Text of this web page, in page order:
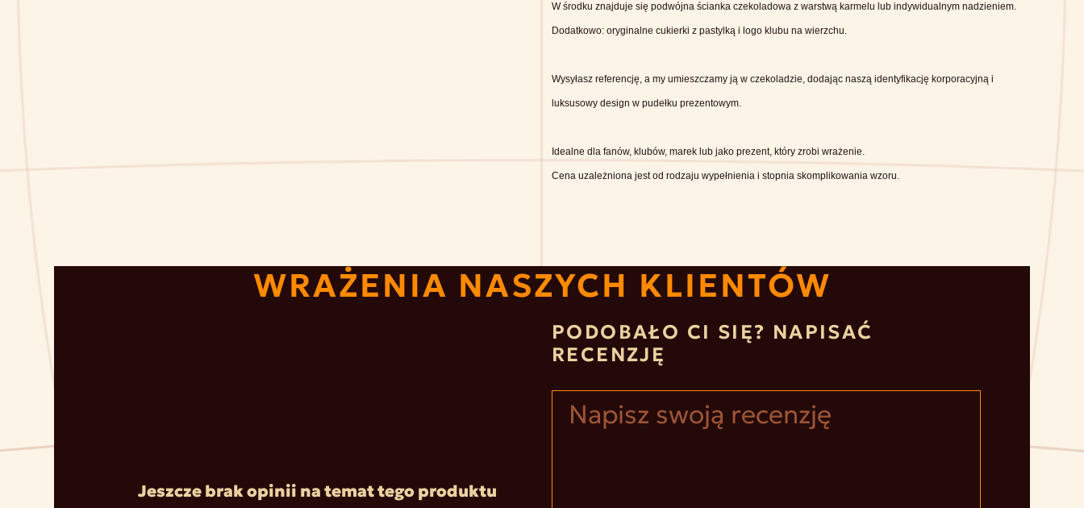
W środku znajduje się podwójna ścianka czekoladowa z warstwą karmelu lub indywidualnym nadzieniem.
Dodatkowo: oryginalne cukierki z pastylką i logo klubu na wierzchu.
Wysyłasz referencję, a my umieszczamy ją w czekoladzie, dodając naszą identyfikację korporacyjną i
luksusowy design w pudełku prezentowym.
Idealne dla fanów, klubów, marek lub jako prezent, który zrobi wrażenie.
Cena uzależniona jest od rodzaju wypełnienia i stopnia skomplikowania wzoru.
WRAŻENIA NASZYCH KLIENTÓW
Jeszcze brak opinii na temat tego produktu
PODOBAŁO CI SIĘ? NAPISAĆ
RECENZJĘ